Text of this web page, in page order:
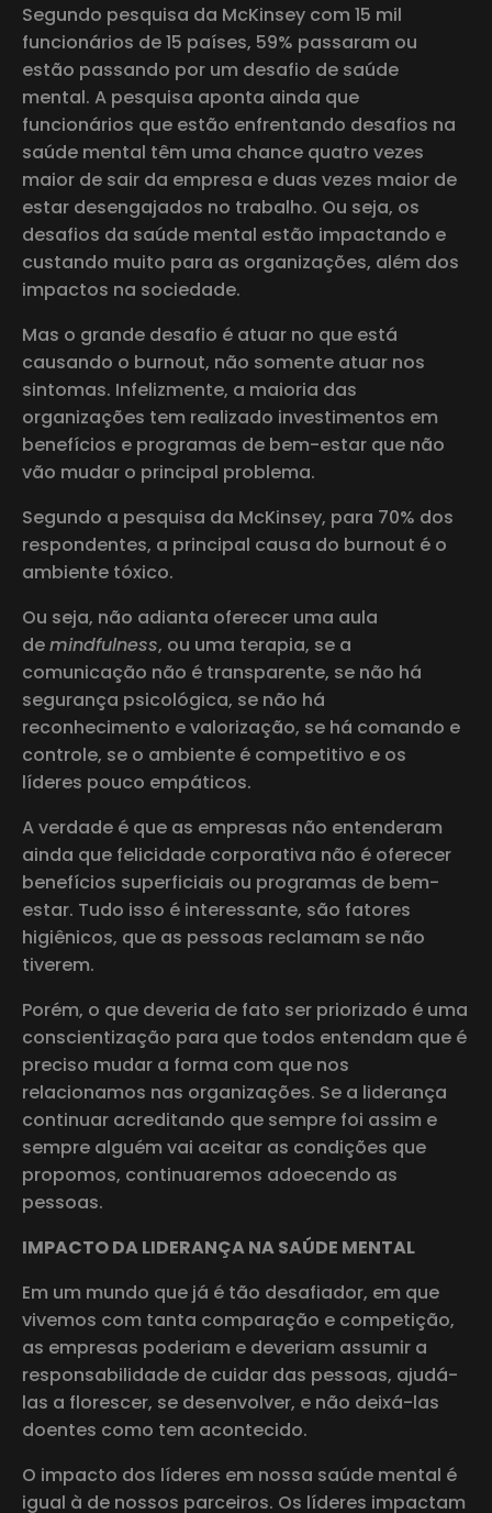
Segundo pesquisa da McKinsey com 15 mil
funcionários de 15 países, 59% passaram ou
estão passando por um desafio de saúde
mental. A pesquisa aponta ainda que
funcionários que estão enfrentando desafios na
saúde mental têm uma chance quatro vezes
maior de sair da empresa e duas vezes maior de
estar desengajados no trabalho. Ou seja, os
desafios da saúde mental estão impactando e
custando muito para as organizações, além dos
impactos na sociedade.
Mas o grande desafio é atuar no que está
causando o burnout, não somente atuar nos
sintomas. Infelizmente, a maioria das
organizações tem realizado investimentos em
benefícios e programas de bem-estar que não
vão mudar o principal problema.
Segundo a pesquisa da McKinsey, para 70% dos
respondentes, a principal causa do burnout é o
ambiente tóxico.
Ou seja, não adianta oferecer uma aula
demindfulness, ou uma terapia, se a
comunicação não é transparente, se não há
segurança psicológica, se não há
reconhecimento e valorização, se há comando e
controle, se o ambiente é competitivo e os
líderes pouco empáticos.
A verdade é que as empresas não entenderam
ainda que felicidade corporativa não é oferecer
benefícios superficiais ou programas de bem-
estar. Tudo isso é interessante, são fatores
higiênicos, que as pessoas reclamam se não
tiverem.
Porém, o que deveria de fato ser priorizado é uma
conscientização para que todos entendam que é
preciso mudar a forma com que nos
relacionamos nas organizações. Se a liderança
continuar acreditando que sempre foi assim e
sempre alguém vai aceitar as condições que
propomos, continuaremos adoecendo as
pessoas.
IMPACTO DA LIDERANÇA NA SAÚDE MENTAL
Em um mundo que já é tão desafiador, em que
vivemos com tanta comparação e competição,
as empresas poderiam e deveriam assumir a
responsabilidade de cuidar das pessoas, ajudá-
las a florescer, se desenvolver, e não deixá-las
doentes como tem acontecido.
O impacto dos líderes em nossa saúde mental é
igual à de nossos parceiros. Os líderes impactam